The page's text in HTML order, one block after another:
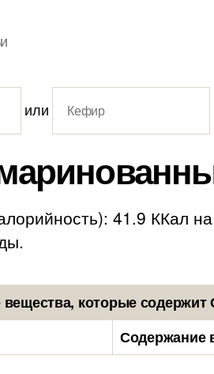
или
41.9 ККал
которые
Содержание